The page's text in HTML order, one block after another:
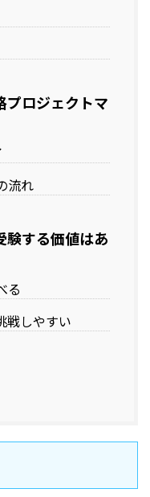
プロジェクトマ
流れ
験する価値はあ
る
戦しやすい